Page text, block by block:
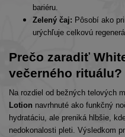
bariéru.
Zelený čaj: Pôsobí ako
urýchľuje celkovú
Prečo zaradiť
večerného rituálu?
Na rozdiel od bežných telových
Lotion navrhnuté ako funkčný
hydratáciu, ale preniká hlbšie,
nedokonalosti pleti. Výsledkom